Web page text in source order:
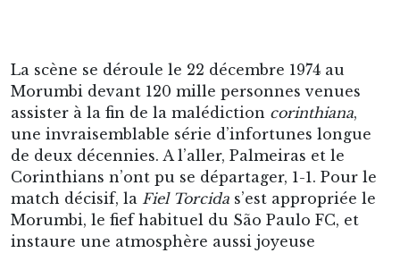
qu’oppressante. Accablés par l’enjeu, les
protagonistes évoluent au ralenti. Au fil du
temps, leur discernement s’estompe, jusqu’à la
cécité, comme s’ils étaient victimes de la tombée
brutale de la nuit sur le stade. Une heure
d’ennui et le score demeure désespérément
vierge. Rivellino, le crack du Timão, n’existe pas,
fuyant le marquage de Dudu en se cantonnant
dans son propre camp. Sur une de ses rares